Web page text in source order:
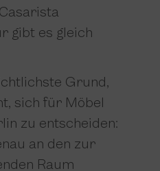
gibt es gleich
Grund,
sich für Möbel
zu entscheiden:
an den zur
Raum